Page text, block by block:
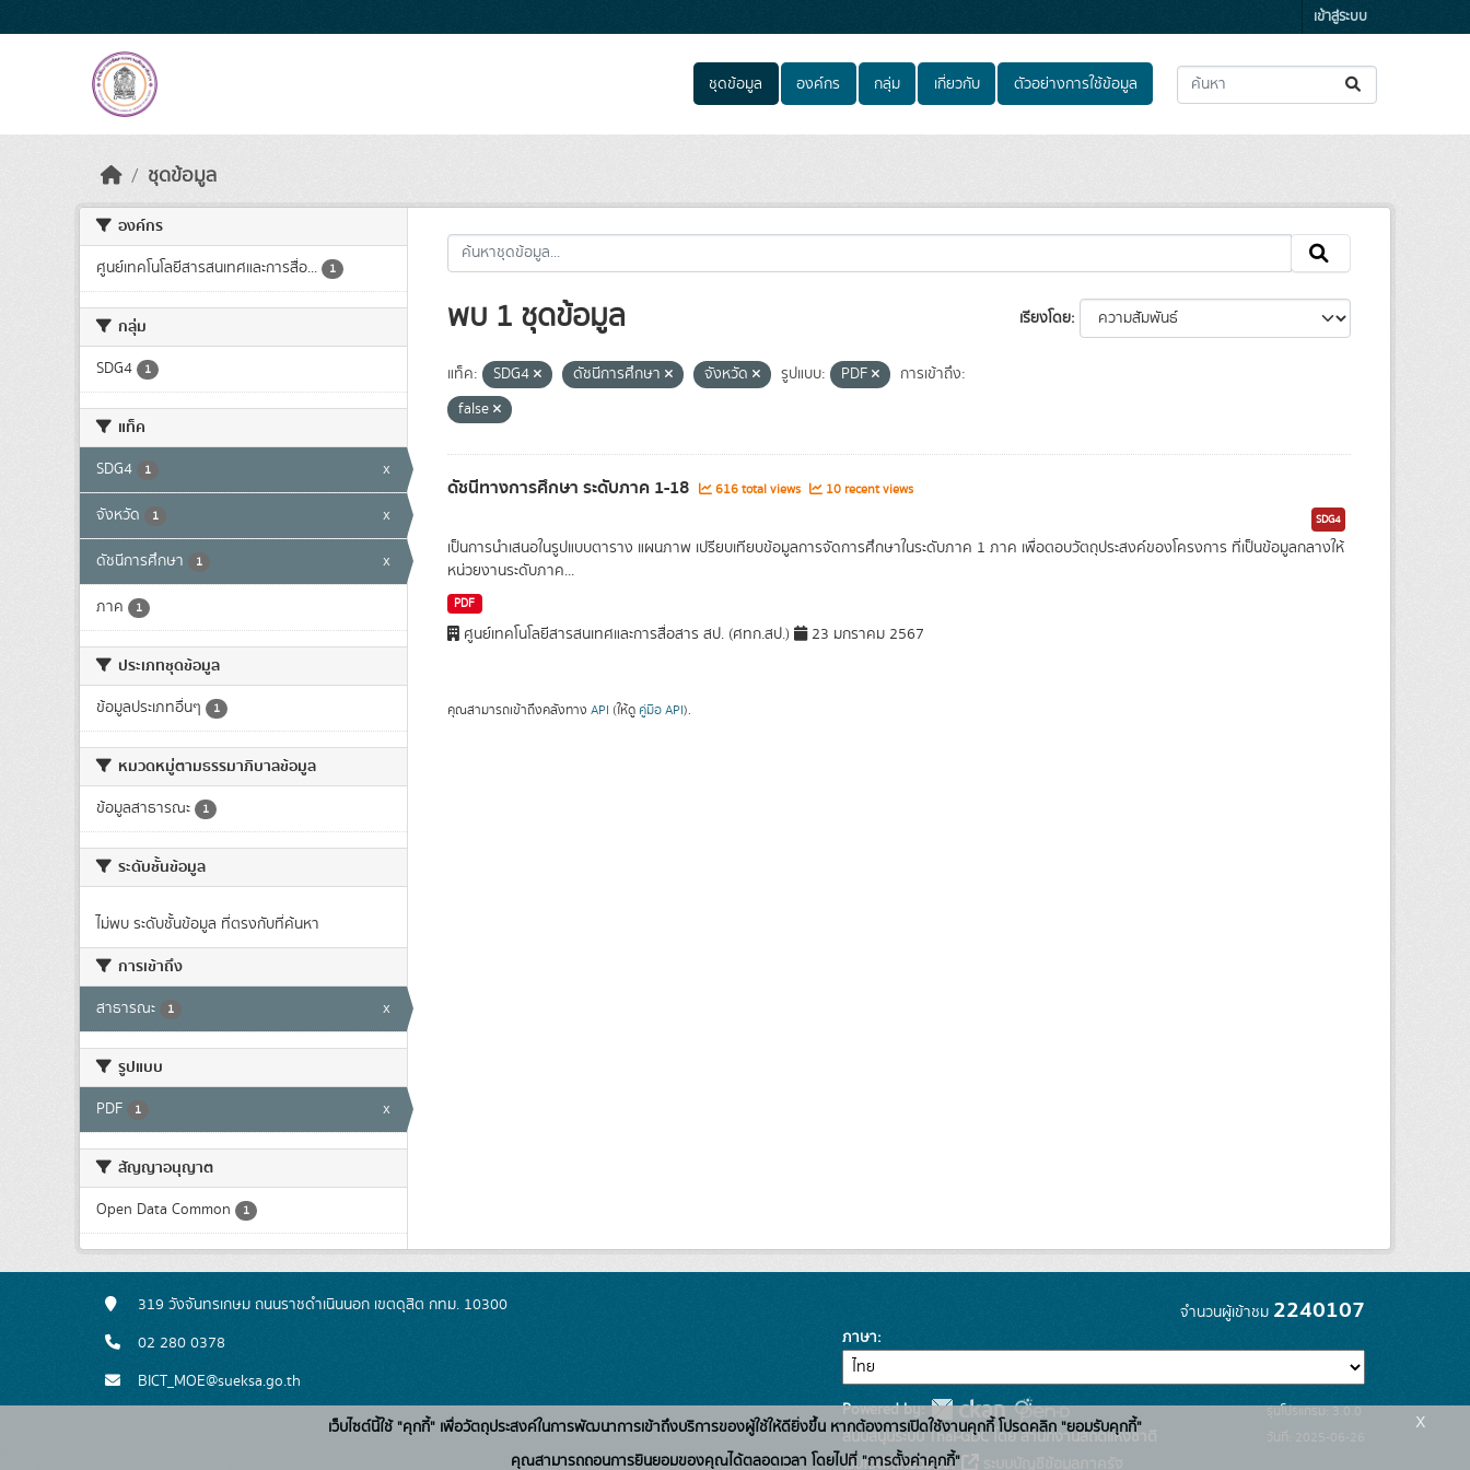
เข้าสู่ระบบ
ชุดข้อมูล องค์กร กลุ่ม เกี่ยวกับ ตัวอย่างการใช้ข้อมูล
ชุดข้อมูล
องค์กร
ศูนย์เทคโนโลยีสารสนเทศและการสื่อ... 1
กลุ่ม
SDG4 1
แท็ค
SDG4 1 x
จังหวัด 1 x
ดัชนีการศึกษา 1 x
ภาค 1
ประเภทชุดข้อมูล
ข้อมูลประเภทอื่นๆ 1
หมวดหมู่ตามธรรมาภิบาลข้อมูล
ข้อมูลสาธารณะ 1
ระดับชั้นข้อมูล
ไม่พบ ระดับชั้นข้อมูล ที่ตรงกับที่ค้นหา
การเข้าถึง
สาธารณะ 1 x
รูปแบบ
PDF 1 x
สัญญาอนุญาต
Open Data Common 1
เรียงโดย
พบ 1 ชุดข้อมูล
แท็ค: SDG4 ดัชนีการศึกษา จังหวัด รูปแบบ: PDF
การเข้าถึง:
false
ดัชนีทางการศึกษา ระดับภาค 1-18 616 total views 10 recent views
SDG4
เป็นการนำเสนอในรูปแบบตาราง แผนภาพ เปรียบเทียบข้อมูลการจัดการศึกษาในระดับภาค 1 ภาค เพื่อตอบวัตถุประสงค์ของโครงการ ที่เป็นข้อมูลกลางให้
หน่วยงานระดับภาค...
PDF
ศูนย์เทคโนโลยีสารสนเทศและการสื่อสาร สป. (ศทก.สป.) 23 มกราคม 2567
คุณสามารถเข้าถึงคลังทาง API (ให้ดู คู่มือ API).
319 วังจันทรเกษม ถนนราชดำเนินนอก เขตดุสิต กทม. 10300
02 280 0378
BICT_MOE@sueksa.go.th
จำนวนผู้เข้าชม 2240107
ภาษา
Powered by:
สนับสนุนระบบ Thai-GDC โดย สำนักงานสถิติแห่งชาติ
เว็บไซต์ที่เกี่ยวข้อง:
รุ่นโปรแกรม: 3.0.0
วันที่: 2025-06-26
เว็บไซต์นี้ใช้ "คุกกี้" เพื่อวัตถุประสงค์ในการพัฒนาการเข้าถึงบริการของผู้ใช้ให้ดียิ่งขึ้น หากต้องการเปิดใช้งานคุกกี้ โปรดคลิก "ยอมรับคุกกี้"
คุณสามารถถอนการยินยอมของคุณได้ตลอดเวลา โดยไปที่ "การตั้งค่าคุกกี้"
x